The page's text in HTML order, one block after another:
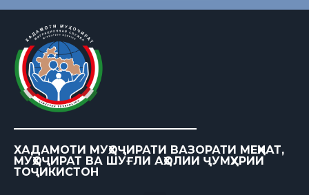
ХАДАМОТИ МУҲОҶИРАТИ ВАЗОРАТИ МЕҲНАТ,
МУҲОҶИРАТ ВА ШУҒЛИ АҲОЛИИ ҶУМҲУРИИ
ТОҶИКИСТОН